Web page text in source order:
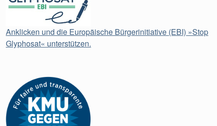
Anklicken und die Europäische Bürgerinitiative (EBI) »Stop
Glyphosat« unterstützen.